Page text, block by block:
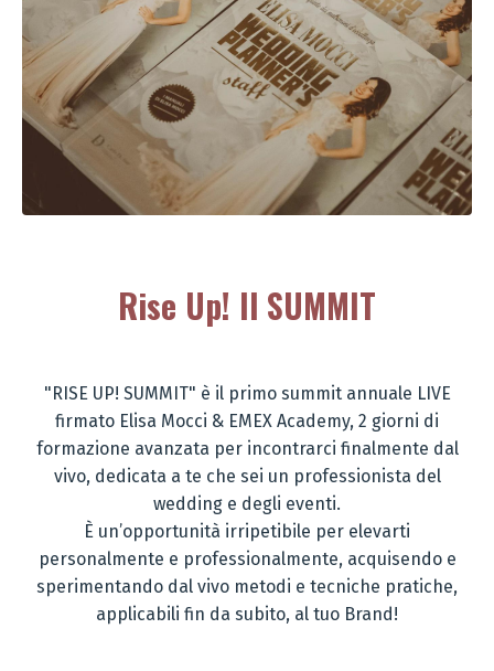
Rise Up! Il SUMMIT
"RISE UP! SUMMIT" è il primo summit annuale LIVE
firmato Elisa Mocci & EMEX Academy, 2 giorni di
formazione avanzata per incontrarci finalmente dal
vivo, dedicata a te che sei un professionista del
wedding e degli eventi.
È un’opportunità irripetibile per elevarti
personalmente e professionalmente, acquisendo e
sperimentando dal vivo metodi e tecniche pratiche,
applicabili fin da subito, al tuo Brand!